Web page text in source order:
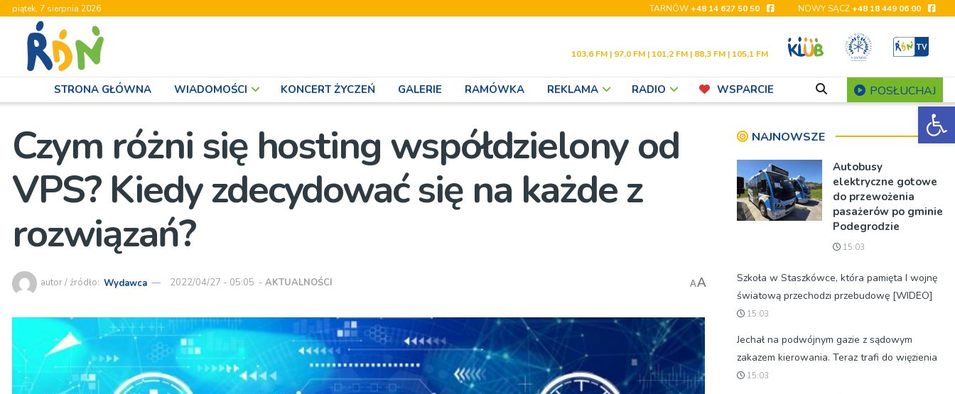
piątek, 7 sierpnia 2026 TARNÓW+48 14 627 50 50 NOWY SĄCZ+48 18 449 06 00
103,6 FM | 97,0 FM | 101,2 FM | 88,3 FM | 105,1 FM
STRONA GŁÓWNA WIADOMOŚCI KONCERT ŻYCZEŃ GALERIE RAMÓWKA REKLAMA RADIO WSPARCIE POSŁUCHAJ
Czym różni się hosting współdzielony od
VPS? Kiedy zdecydować się na każde z
rozwiązań?
autor / źródło: Wydawca 2022/04/27 - 05:05 - AKTUALNOŚCI AA
NAJNOWSZE
Autobusy
elektryczne gotowe
do przewożenia
pasażerów po gminie
Podegrodzie
15:03
Szkoła w Staszkówce, która pamięta I wojnę
światową przechodzi przebudowę [WIDEO]
15:03
Jechał na podwójnym gazie z sądowym
zakazem kierowania. Teraz trafi do więzienia
15:03